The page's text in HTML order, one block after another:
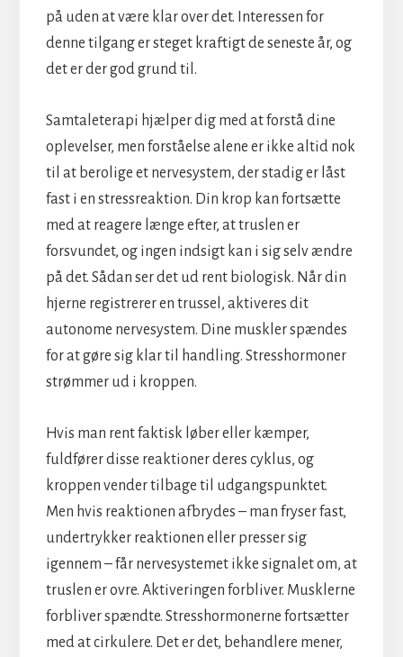
på uden at være klar over det. Interessen for
denne tilgang er steget kraftigt de seneste år, og
det er der god grund til.
Samtaleterapi hjælper dig med at forstå dine
oplevelser, men forståelse alene er ikke altid nok
til at berolige et nervesystem, der stadig er låst
fast i en stressreaktion. Din krop kan fortsætte
med at reagere længe efter, at truslen er
forsvundet, og ingen indsigt kan i sig selv ændre
på det. Sådan ser det ud rent biologisk. Når din
hjerne registrerer en trussel, aktiveres dit
autonome nervesystem. Dine muskler spændes
for at gøre sig klar til handling. Stresshormoner
strømmer ud i kroppen.
Hvis man rent faktisk løber eller kæmper,
fuldfører disse reaktioner deres cyklus, og
kroppen vender tilbage til udgangspunktet.
Men hvis reaktionen afbrydes – man fryser fast,
undertrykker reaktionen eller presser sig
igennem – får nervesystemet ikke signalet om, at
truslen er ovre. Aktiveringen forbliver. Musklerne
forbliver spændte. Stresshormonerne fortsætter
med at cirkulere. Det er det, behandlere mener,